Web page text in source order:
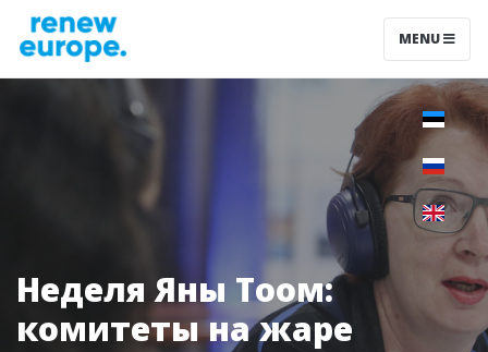
MENU
Неделя Яны Тоом:
комитеты на жаре